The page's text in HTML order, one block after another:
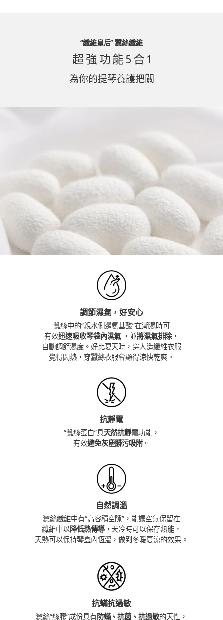
“纖維皇后” 蠶絲纖維
超 強 功 能 5 合 1
為你的提琴養護把關
調節濕氣，好安心
蠶絲中的“親水側邊氨基酸”在潮濕時可
有效迅速吸收琴袋內濕氣，並將濕氣排除，
自動調節濕度。好比夏天時，穿人造纖維衣服
覺得悶熱，穿蠶絲衣服會顯得涼快乾爽。
抗靜電
“蠶絲蛋白”具天然抗靜電功能，
有效避免灰塵髒污吸附。
自然調溫
蠶絲纖維中有“高容積空隙”，能讓空氣保留在
纖維中以降低熱傳導，天冷時可以保存熱能，
天熱可以保持琴盒內恆溫，做到冬暖夏涼的效果。
抗蟎抗過敏
蠶絲“絲膠”成份具有防蟎、抗菌、抗過敏的天性，